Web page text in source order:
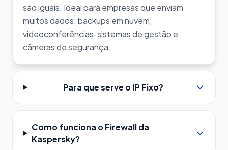
são iguais. Ideal para empresas que enviam
muitos dados: backups em nuvem,
videoconferências, sistemas de gestão e
câmeras de segurança.
Para que serve o IP Fixo?
Como funciona o Firewall da
Kaspersky?